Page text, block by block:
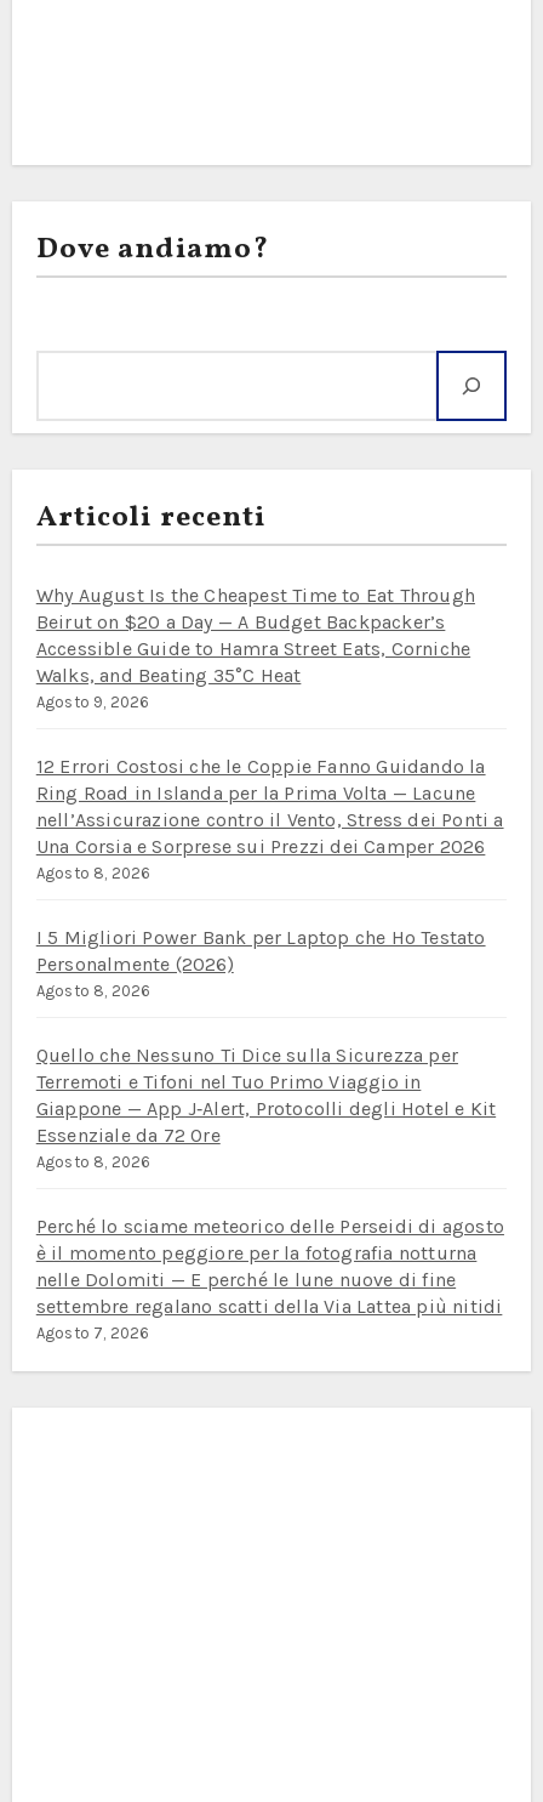
Dove andiamo?
Articoli recenti
Why August Is the Cheapest Time to Eat Through
Beirut on $20 a Day — A Budget Backpacker’s
Accessible Guide to Hamra Street Eats, Corniche
Walks, and Beating 35°C Heat
Agosto 9, 2026
12 Errori Costosi che le Coppie Fanno Guidando la
Ring Road in Islanda per la Prima Volta — Lacune
nell’Assicurazione contro il Vento, Stress dei Ponti a
Una Corsia e Sorprese sui Prezzi dei Camper 2026
Agosto 8, 2026
I 5 Migliori Power Bank per Laptop che Ho Testato
Personalmente (2026)
Agosto 8, 2026
Quello che Nessuno Ti Dice sulla Sicurezza per
Terremoti e Tifoni nel Tuo Primo Viaggio in
Giappone — App J‑Alert, Protocolli degli Hotel e Kit
Essenziale da 72 Ore
Agosto 8, 2026
Perché lo sciame meteorico delle Perseidi di agosto
è il momento peggiore per la fotografia notturna
nelle Dolomiti — E perché le lune nuove di fine
settembre regalano scatti della Via Lattea più nitidi
Agosto 7, 2026